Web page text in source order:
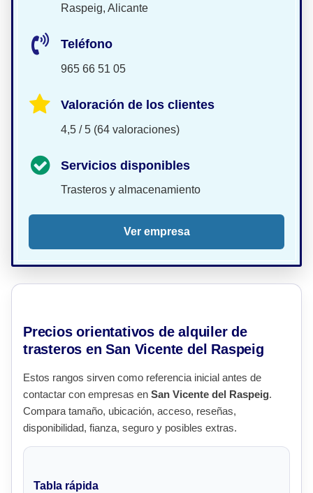
Raspeig, Alicante
Teléfono
965 66 51 05
Valoración de los clientes
4,5 / 5 (64 valoraciones)
Servicios disponibles
Trasteros y almacenamiento
Ver empresa
Precios orientativos de alquiler de
trasteros en San Vicente del Raspeig
Estos rangos sirven como referencia inicial antes de
contactar con empresas en San Vicente del Raspeig.
Compara tamaño, ubicación, acceso, reseñas,
disponibilidad, fianza, seguro y posibles extras.
Tabla rápida